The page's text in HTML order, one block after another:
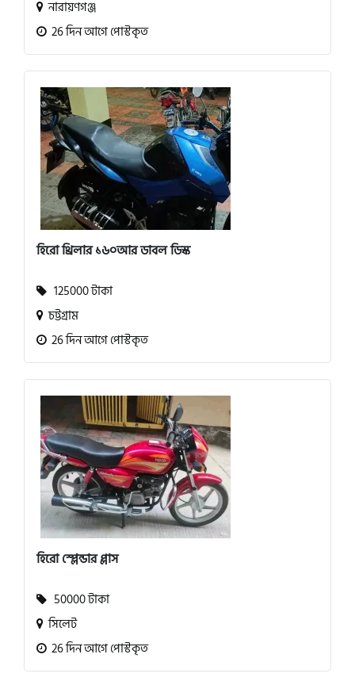
নারায়ণগঞ্জ
26 দিন আগে পোস্টকৃত
হিরো থ্রিলার ১৬০আর ডাবল ডিস্ক
125000 টাকা
চট্টগ্রাম
26 দিন আগে পোস্টকৃত
হিরো স্প্লেন্ডার প্লাস
50000 টাকা
সিলেট
26 দিন আগে পোস্টকৃত